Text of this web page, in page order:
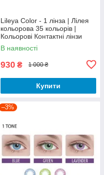
Lileya Color - 1 лінза | Лілея
кольорова 35 кольорів |
Кольорові Контактні лінзи
В наявності
930 ₴ 1 000 ₴
Купити
–3%